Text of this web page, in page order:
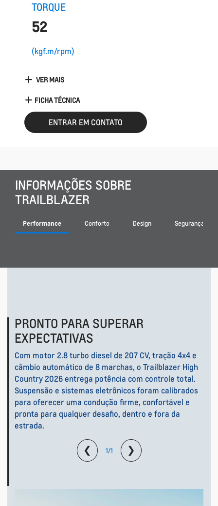
TORQUE
52
(kgf.m/rpm)
VER MAIS
FICHA TÉCNICA
ENTRAR EM CONTATO
INFORMAÇÕES SOBRE
TRAILBLAZER
Performance Conforto Design Segurança
PRONTO PARA SUPERAR
EXPECTATIVAS
Com motor 2.8 turbo diesel de 207 CV, tração 4x4 e
câmbio automático de 8 marchas, o Trailblazer High
Country 2026 entrega potência com controle total.
Suspensão e sistemas eletrônicos foram calibrados
para oferecer uma condução firme, confortável e
pronta para qualquer desafio, dentro e fora da
estrada.
❮ 1/1 ❯